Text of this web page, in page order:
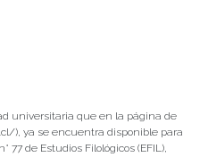
universitaria que en la página de
), ya se encuentra disponible para
77 de Estudios Filológicos (EFIL),